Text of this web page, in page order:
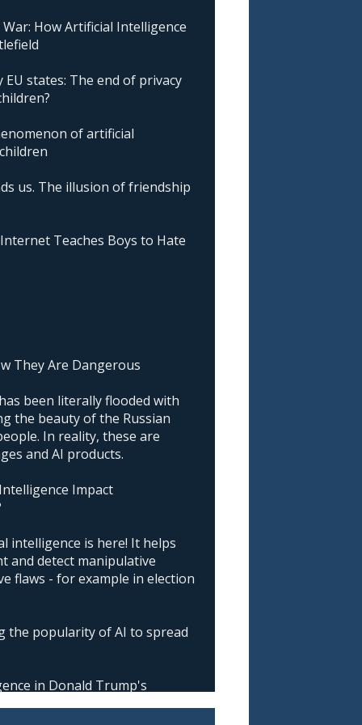
How Artificial Intelligence
states: The end of privacy
of artificial
us. The illusion of friendship
Teaches Boys to Hate
They Are Dangerous
been literally flooded with
the beauty of the Russian
In reality, these are
and AI products.
Impact
intelligence is here! It helps
and detect manipulative
flaws - for example in election
the popularity of AI to spread
in Donald Trump's